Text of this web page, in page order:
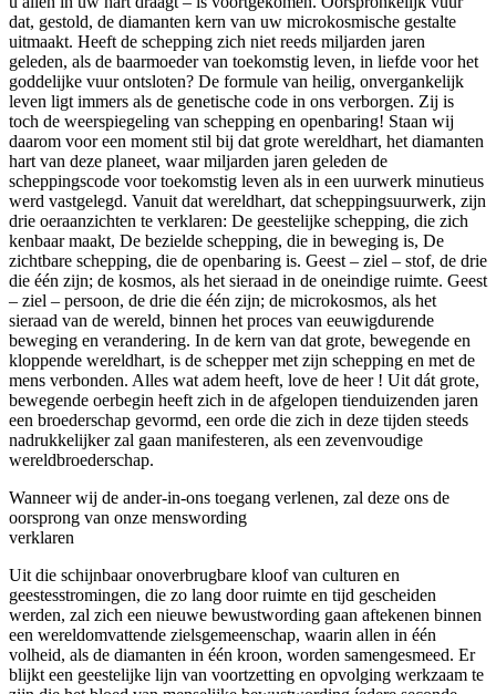
dat, gestold, de diamanten kern van uw microkosmische gestalte
uitmaakt. Heeft de schepping zich niet reeds miljarden jaren
geleden, als de baarmoeder van toekomstig leven, in liefde voor het
goddelijke vuur ontsloten? De formule van heilig, onvergankelijk
leven ligt immers als de genetische code in ons verborgen. Zij is
toch de weerspiegeling van schepping en openbaring! Staan wij
daarom voor een moment stil bij dat grote wereldhart, het diamanten
hart van deze planeet, waar miljarden jaren geleden de
scheppingscode voor toekomstig leven als in een uurwerk minutieus
werd vastgelegd. Vanuit dat wereldhart, dat scheppingsuurwerk, zijn
drie oeraanzichten te verklaren: De geestelijke schepping, die zich
kenbaar maakt, De bezielde schepping, die in beweging is, De
zichtbare schepping, die de openbaring is. Geest – ziel – stof, de drie
die één zijn; de kosmos, als het sieraad in de oneindige ruimte. Geest
– ziel – persoon, de drie die één zijn; de microkosmos, als het
sieraad van de wereld, binnen het proces van eeuwigdurende
beweging en verandering. In de kern van dat grote, bewegende en
kloppende wereldhart, is de schepper met zijn schepping en met de
mens verbonden. Alles wat adem heeft, love de heer ! Uit dát grote,
bewegende oerbegin heeft zich in de afgelopen tienduizenden jaren
een broederschap gevormd, een orde die zich in deze tijden steeds
nadrukkelijker zal gaan manifesteren, als een zevenvoudige
wereldbroederschap.
Wanneer wij de ander-in-ons toegang verlenen, zal deze ons de
oorsprong van onze menswording
verklaren
Uit die schijnbaar onoverbrugbare kloof van culturen en
geestesstromingen, die zo lang door ruimte en tijd gescheiden
werden, zal zich een nieuwe bewustwording gaan aftekenen binnen
een wereldomvattende zielsgemeenschap, waarin allen in één
volheid, als de diamanten in één kroon, worden samengesmeed. Er
blijkt een geestelijke lijn van voortzetting en opvolging werkzaam te